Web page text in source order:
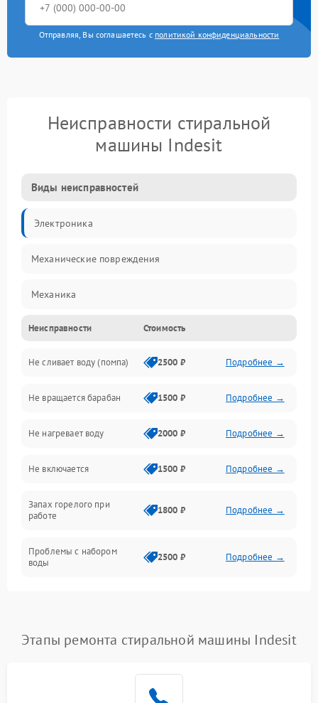
Отправляя, Вы соглашаетесь с политикой конфиденциальности
Неисправности стиральной
машины Indesit
Виды неисправностей
Электроника
Механические повреждения
Механика
Электропитание
Водоснабжение
Слив
Программное обеспечение
Неисправности Стоимость
Не сливает воду (помпа) 2500 ₽ Подробнее →
Не вращается барабан 1500 ₽ Подробнее →
Не нагревает воду 2000 ₽ Подробнее →
Не включается 1500 ₽ Подробнее →
Запах горелого при
работе
1800 ₽ Подробнее →
Проблемы с набором
воды
2500 ₽ Подробнее →
Подробнее →
Этапы ремонта стиральной машины Indesit